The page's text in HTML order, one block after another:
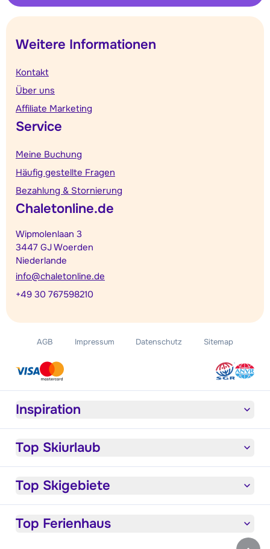
Weitere Informationen
Kontakt
Über uns
Affiliate Marketing
Service
Meine Buchung
Häufig gestellte Fragen
Bezahlung & Stornierung
Chaletonline.de
Wipmolenlaan 3
3447 GJ Woerden
Niederlande
info@chaletonline.de
+49 30 767598210
AGB Impressum Datenschutz Sitemap
Inspiration
Top Skiurlaub
Top Skigebiete
Top Ferienhaus